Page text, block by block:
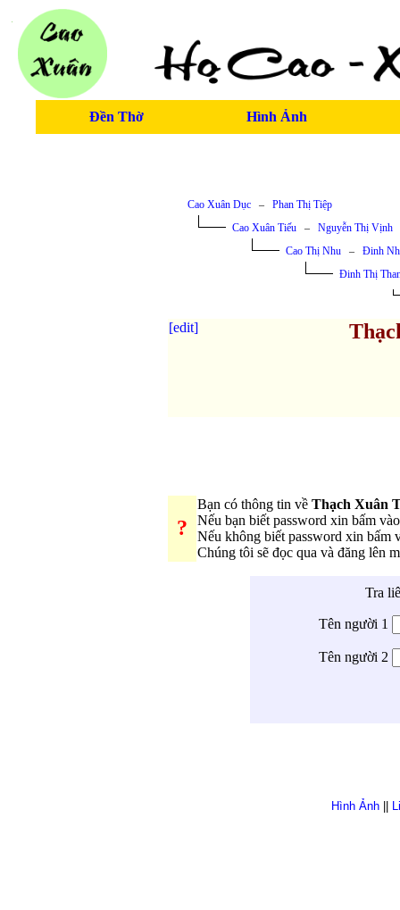
Đền Thờ Hình Ảnh
Cao Xuân Dục – Phan Thị Tiệp
Cao Xuân Tiếu – Nguyễn Thị Vịnh
Cao Thị Nhu – Đinh
Đinh Thị
[edit]
?
Bạn có thông tin về Thạch Xuân
Nếu bạn biết password xin bấm
Nếu không biết password xin bấm
Chúng tôi sẽ đọc qua và đăng lên
Tra
Tên người 1
Tên người 2
Hình Ảnh